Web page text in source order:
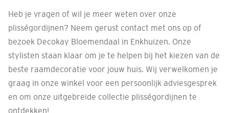
Heb je vragen of wil je meer weten over onze
plisségordijnen? Neem gerust contact met ons op of
bezoek Decokay Bloemendaal in Enkhuizen. Onze
stylisten staan klaar om je te helpen bij het kiezen van de
beste raamdecoratie voor jouw huis. Wij verwelkomen je
graag in onze winkel voor een persoonlijk adviesgesprek
en om onze uitgebreide collectie plisségordijnen te
ontdekken!